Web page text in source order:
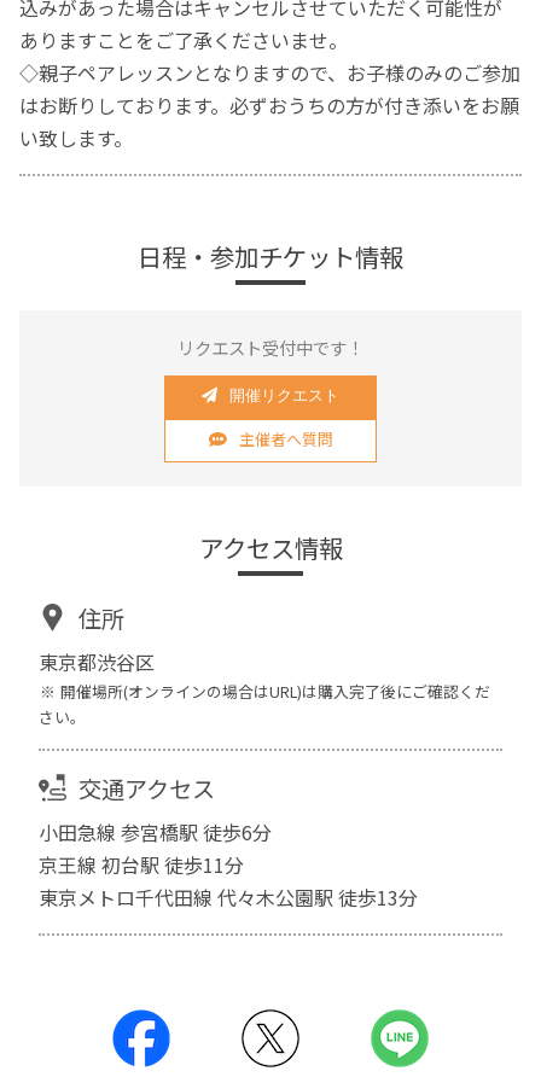
込みがあった場合はキャンセルさせていただく可能性が
ありますことをご了承くださいませ。
◇親子ペアレッスンとなりますので、お子様のみのご参加
はお断りしております。必ずおうちの方が付き添いをお願
い致します。
日程・参加チケット情報
リクエスト受付中です！
開催リクエスト
主催者へ質問
アクセス情報
住所
東京都渋谷区
開催場所(オンラインの場合はURL)は購入完了後にご確認くだ
さい。
交通アクセス
小田急線 参宮橋駅 徒歩6分
京王線 初台駅 徒歩11分
東京メトロ千代田線 代々木公園駅 徒歩13分